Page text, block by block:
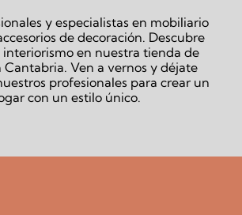
y especialistas en mobiliario
de decoración. Descubre
en nuestra tienda de
Cantabria. Ven a vernos y déjate
profesionales para crear un
con un estilo único.